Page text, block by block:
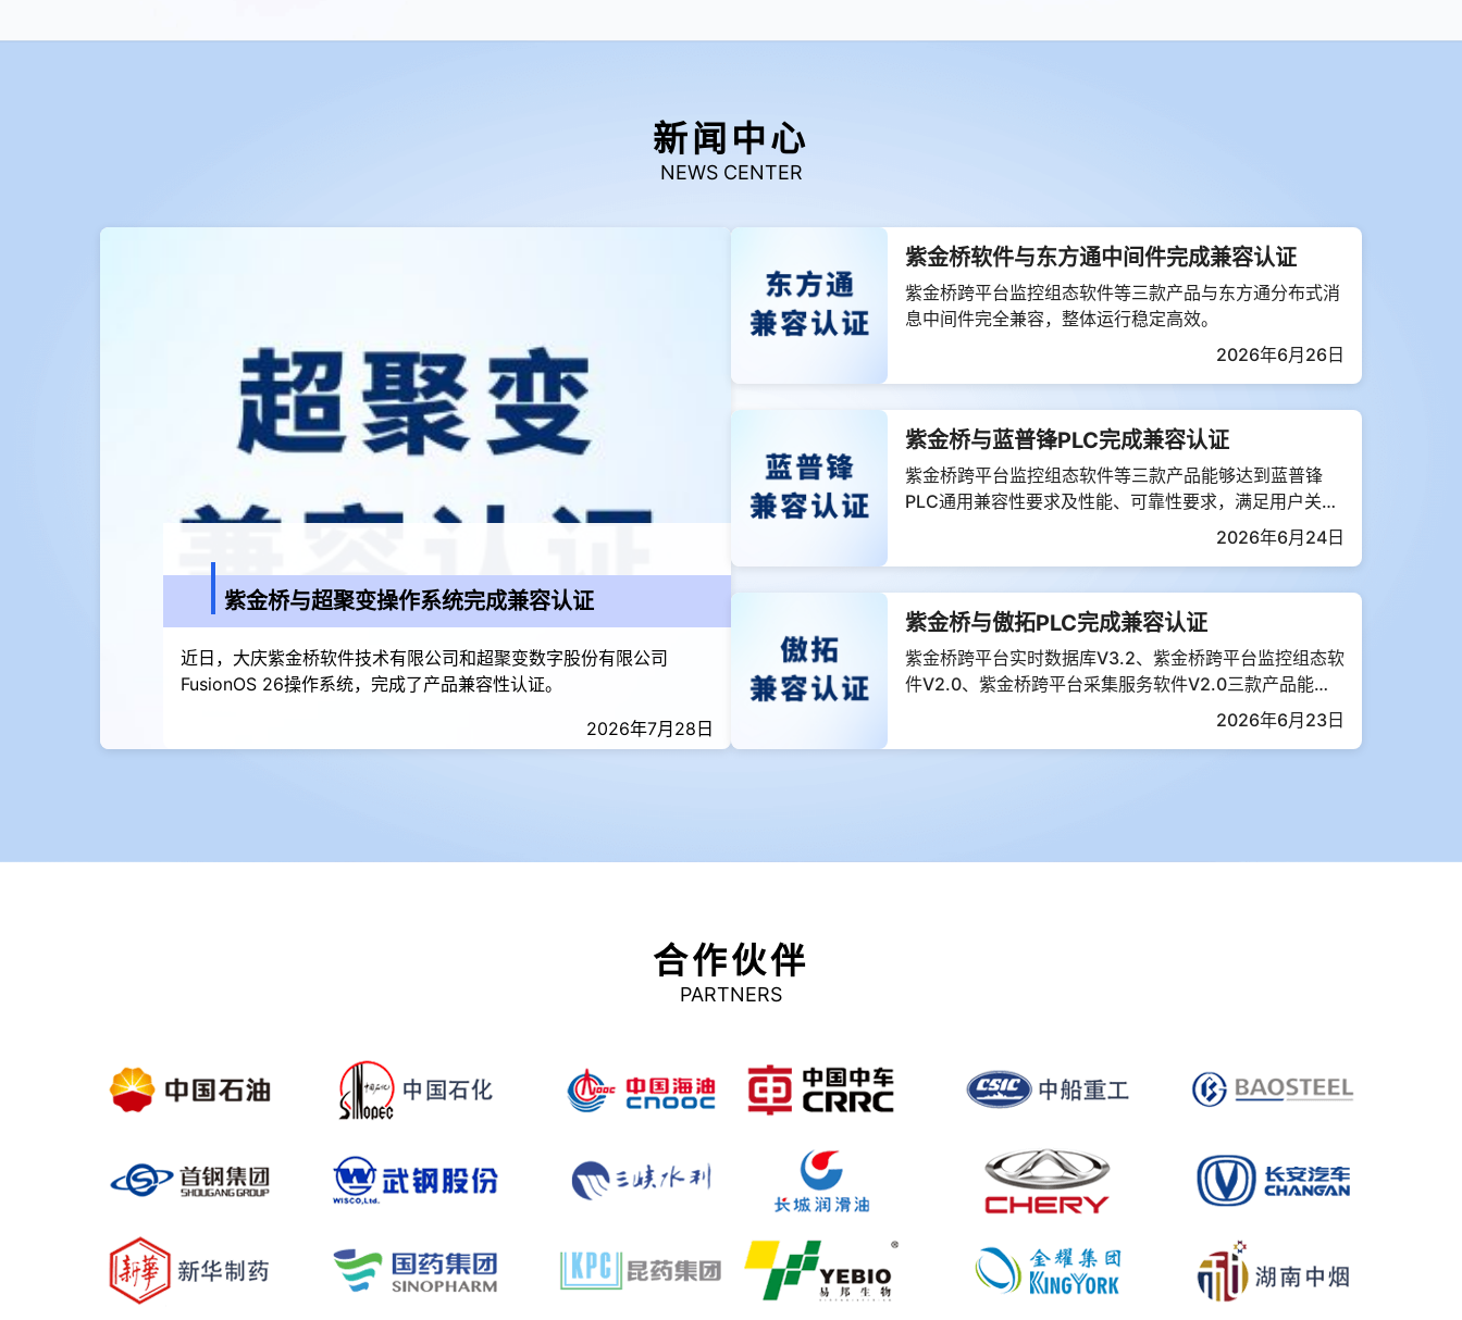
新闻中心
NEWS CENTER
紫金桥与超聚变操作系统完成兼容认证
近日，大庆紫金桥软件技术有限公司和超聚变数字股份有限公司
FusionOS 26操作系统，完成了产品兼容性认证。
2026年7月28日
紫金桥软件与东方通中间件完成兼容认证
紫金桥跨平台监控组态软件等三款产品与东方通分布式消
息中间件完全兼容，整体运行稳定高效。
2026年6月26日
紫金桥与蓝普锋PLC完成兼容认证
紫金桥跨平台监控组态软件等三款产品能够达到蓝普锋
PLC通用兼容性要求及性能、可靠性要求，满足用户关键
2026年6月24日
紫金桥与傲拓PLC完成兼容认证
紫金桥跨平台实时数据库V3.2、紫金桥跨平台监控组态软
件V2.0、紫金桥跨平台采集服务软件V2.0三款产品能够
达到傲拓PLC通用兼容性要求及性能、可靠性要求。
2026年6月23日
合作伙伴
PARTNERS